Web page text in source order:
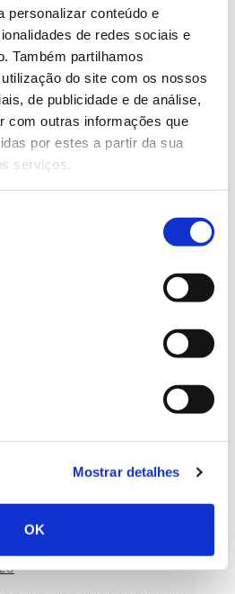
personalizar conteúdo e
de redes sociais e
Também partilhamos
do site com os nossos
de publicidade e de análise,
com outras informações que
por estes a partir da sua
serviços.
Mostrar detalhes
OK
imaginação, os podemos
aproveitando a riqueza de
Interessante a possibilidade
despertar a
os alunos explorarem
e se envolver com a
os rodeia.
Amaral é professora
em 1989, e, desde então,
arte de ensinar e aprender. Nas
quis tocar um pouco de
à cultura e artes,
componente mais profunda.